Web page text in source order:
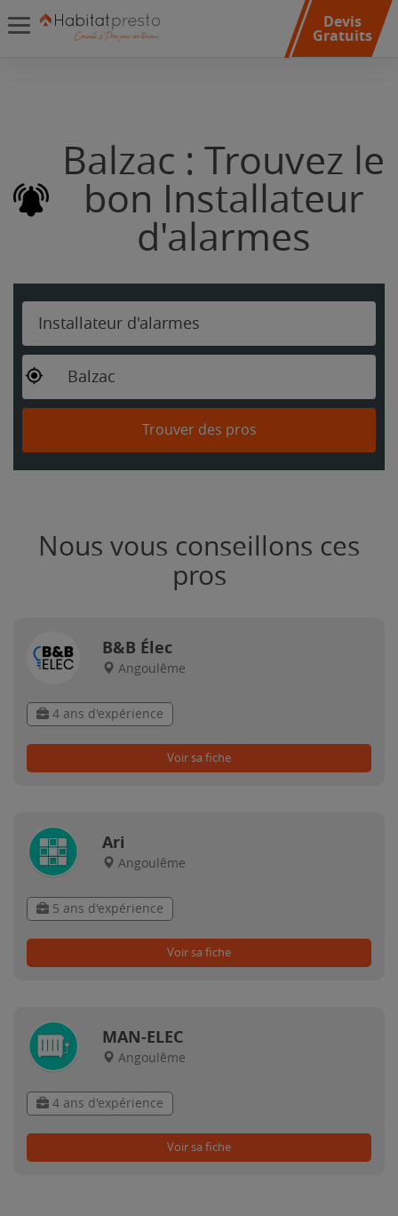
Devis
Gratuits
Balzac : Trouvez le
bon Installateur
d'alarmes
Installateur d'alarmes
Balzac
Trouver des pros
Nous vous conseillons ces
pros
B&B Élec
Angoulême
4 ans d'expérience
Voir sa fiche
Ari
Angoulême
5 ans d'expérience
Voir sa fiche
MAN-ELEC
Angoulême
4 ans d'expérience
Voir sa fiche